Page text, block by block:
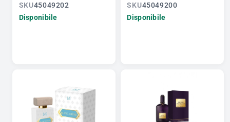
SKU45049202
Disponibile
SKU45049200
Disponibile